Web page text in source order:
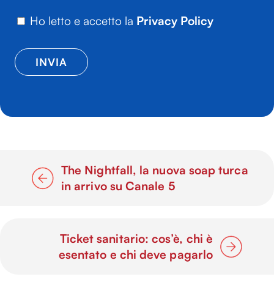
Ho letto e accetto la Privacy Policy
The Nightfall, la nuova soap turca
in arrivo su Canale 5
Ticket sanitario: cos’è, chi è
esentato e chi deve pagarlo